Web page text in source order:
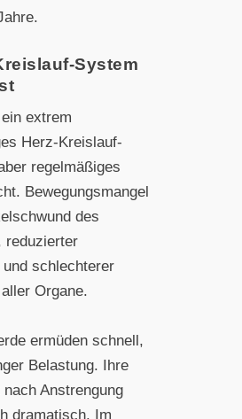
System
extrem
Herz-Kreislauf-
regelmäßiges
Bewegungsmangel
des
reduzierter
und schlechterer
Organe.
ermüden schnell,
Belastung. Ihre
Anstrengung
dramatisch. Im